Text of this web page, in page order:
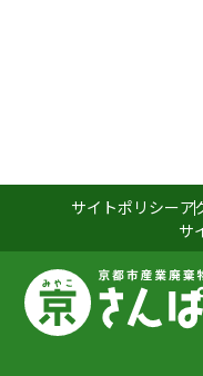
サイトポリシーア
サ